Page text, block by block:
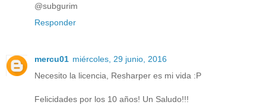
@subgurim
Responder
mercu01 miércoles, 29 junio, 2016
Necesito la licencia, Resharper es mi vida :P
Felicidades por los 10 años! Un Saludo!!!